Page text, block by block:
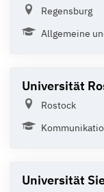
Regensburg
Allgemeine
Universität
Rostock
Universität